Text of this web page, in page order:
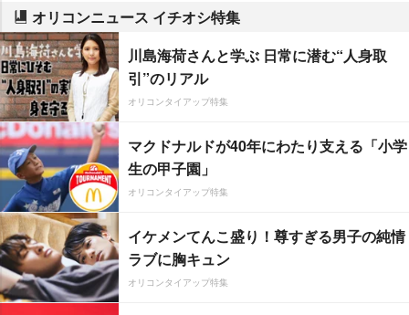
オリコンニュース イチオシ特集
川島海荷さんと学ぶ 日常に潜む“人身取
引”のリアル
オリコンタイアップ特集
マクドナルドが40年にわたり支える「小学
生の甲子園」
オリコンタイアップ特集
イケメンてんこ盛り！尊すぎる男子の純情
ラブに胸キュン
オリコンタイアップ特集